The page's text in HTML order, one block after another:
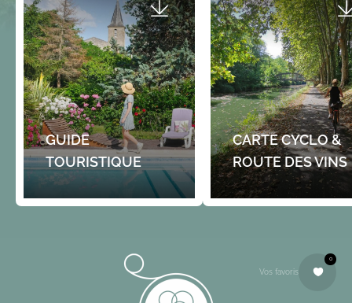
GUIDE
TOURISTIQUE
CARTE CYCLO &
ROUTE DES VINS
Vos favoris
0